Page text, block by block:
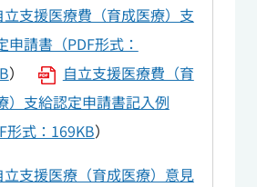
立支援医療費（育成医療）支
申請書（PDF形式：
）
自立支援医療費（育
）支給認定申請書記入例
形式：169KB）
立支援医療（育成医療）意見